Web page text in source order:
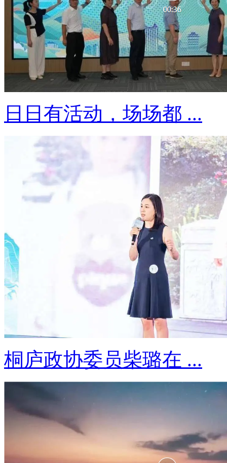
日日有活动，场场都 ...
桐庐政协委员柴璐在 ...